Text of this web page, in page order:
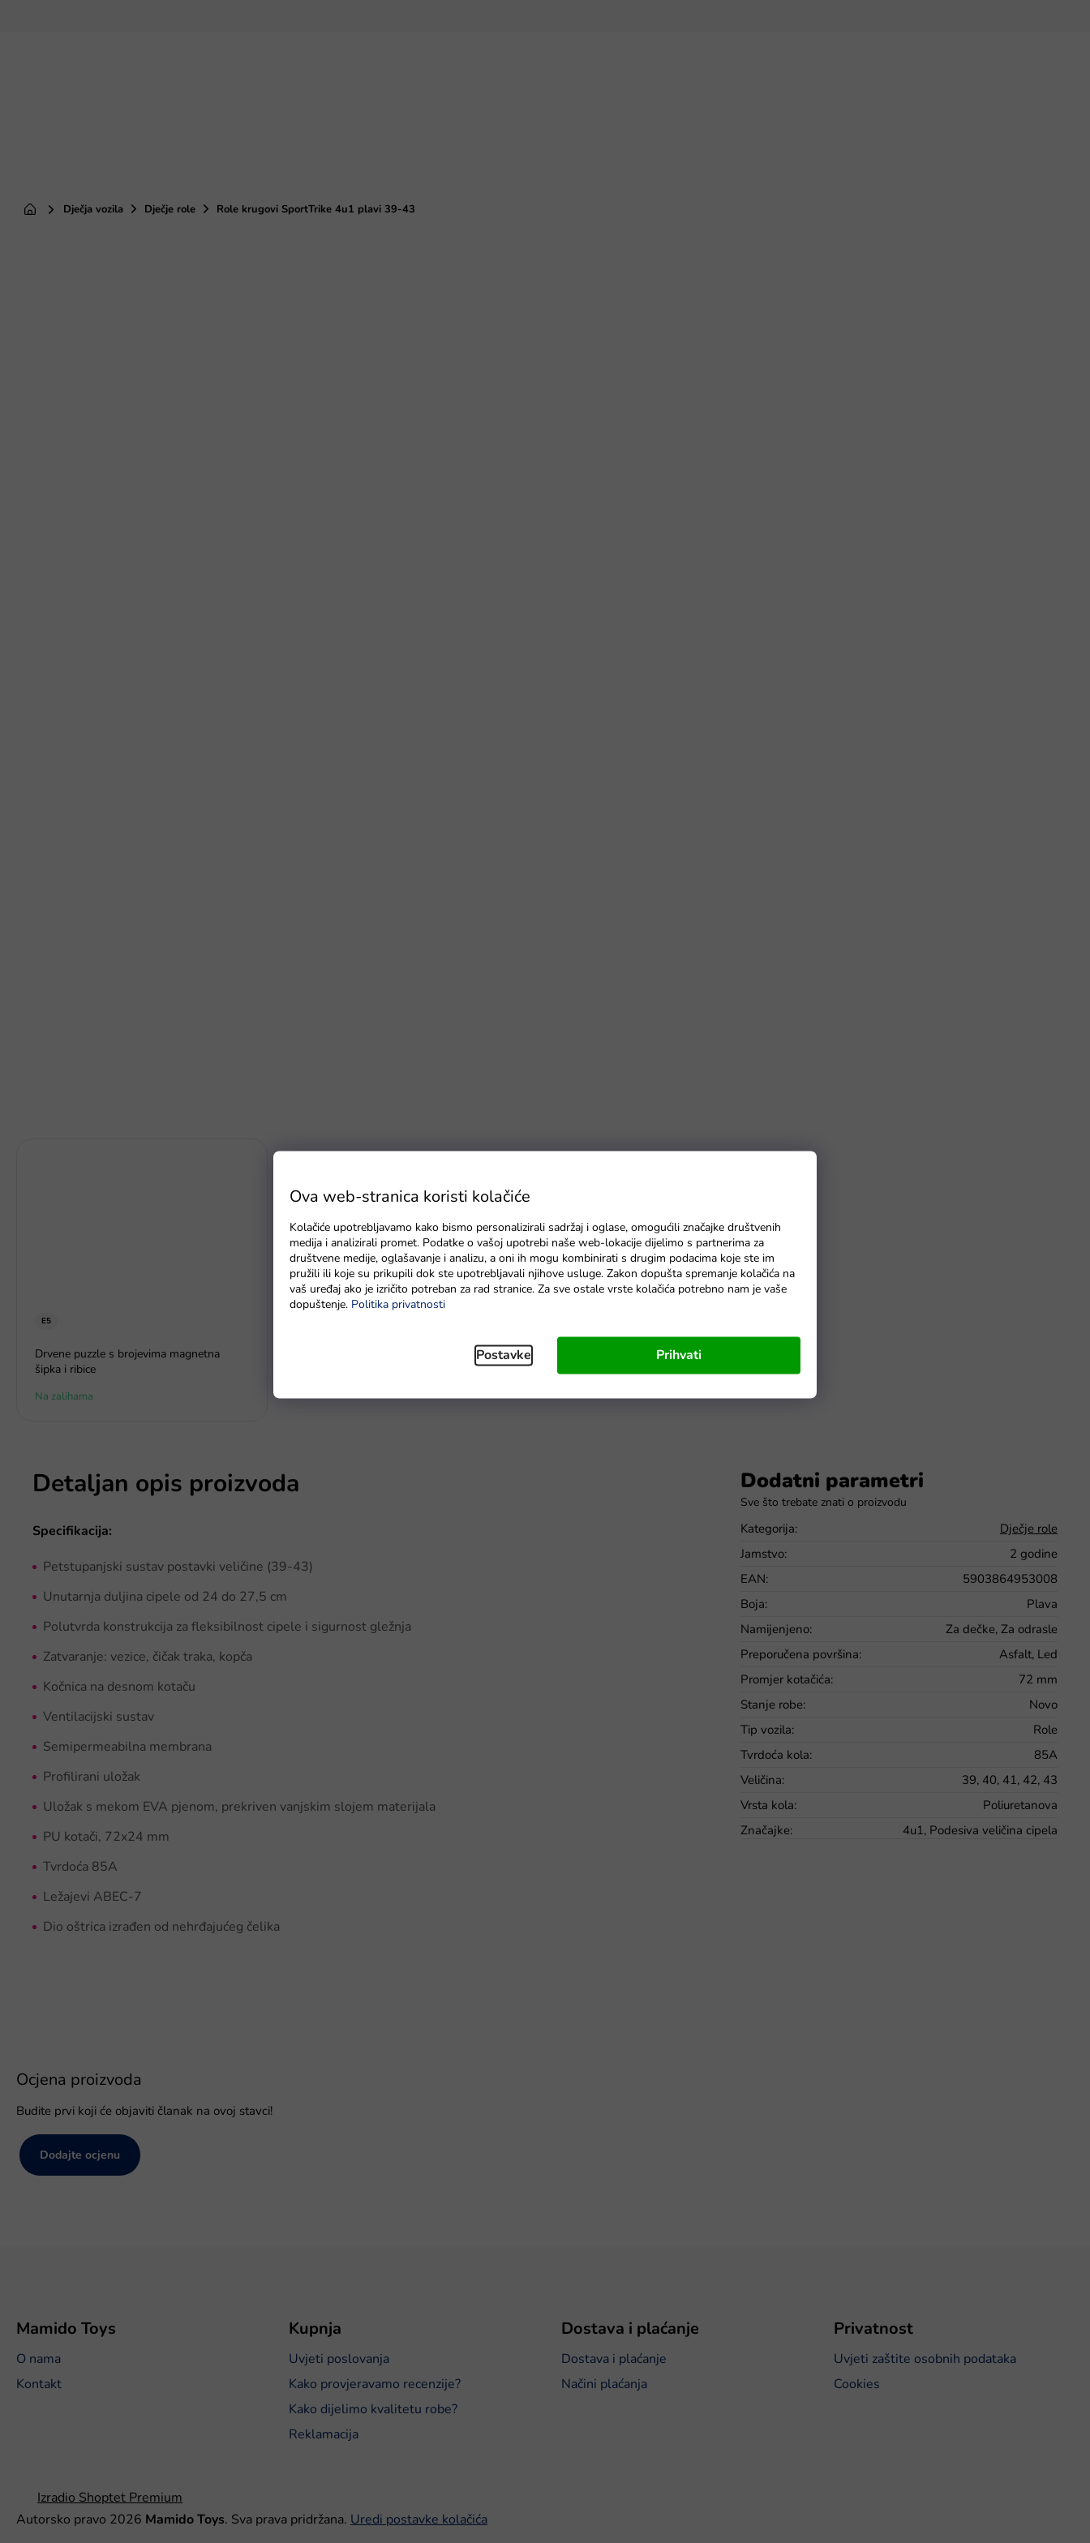
Ova web-stranica koristi kolačiće
Kolačiće upotrebljavamo kako bismo personalizirali sadržaj i oglase, omogućili značajke društvenih
medija i analizirali promet. Podatke o vašoj upotrebi naše web-lokacije dijelimo s partnerima za
društvene medije, oglašavanje i analizu, a oni ih mogu kombinirati s drugim podacima koje ste im
pružili ili koje su prikupili dok ste upotrebljavali njihove usluge. Zakon dopušta spremanje kolačića na
vaš uređaj ako je izričito potreban za rad stranice. Za sve ostale vrste kolačića potrebno nam je vaše
dopuštenje. Politika privatnosti
Postavke Prihvati
PočetnaDječja vozila Dječje role Role krugovi SportTrike 4u1 plavi 39-43
E5
Drvene puzzle s brojevima magnetna
šipka i ribice
Na zalihama
Detaljan opis proizvoda
Specifikacija:
Petstupanjski sustav postavki veličine (39-43)
Unutarnja duljina cipele od 24 do 27,5 cm
Polutvrda konstrukcija za fleksibilnost cipele i sigurnost gležnja
Zatvaranje: vezice, čičak traka, kopča
Kočnica na desnom kotaču
Ventilacijski sustav
Semipermeabilna membrana
Profilirani uložak
Uložak s mekom EVA pjenom, prekriven vanjskim slojem materijala
PU kotači, 72x24 mm
Tvrdoća 85A
Ležajevi ABEC-7
Dio oštrica izrađen od nehrđajućeg čelika
Dodatni parametri
Kategorija:
Dječje role
Jamstvo:
2 godine
EAN:
5903864953008
Boja:
Plava
Namijenjeno:
Za dečke, Za odrasle
Preporučena površina:
Asfalt, Led
Promjer kotačića:
72 mm
Stanje robe:
Novo
Tip vozila:
Role
Tvrdoća kola:
85A
Veličina:
39, 40, 41, 42, 43
Vrsta kola:
Poliuretanova
Značajke: 4u1, Podesiva veličina cipela
Ocjena proizvoda
Budite prvi koji će objaviti članak na ovoj stavci!
Dodajte ocjenu
Mamido Toys
O nama
Kontakt
Kupnja
Uvjeti poslovanja
Kako provjeravamo recenzije?
Kako dijelimo kvalitetu robe?
Reklamacija
Dostava i plaćanje
Dostava i plaćanje
Načini plaćanja
Privatnost
Uvjeti zaštite osobnih podataka
Cookies
Izradio Shoptet Premium
Autorsko pravo 2026 Mamido Toys. Sva prava pridržana. Uredi postavke kolačića